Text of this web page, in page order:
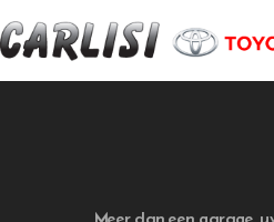
Meer dan een garage,